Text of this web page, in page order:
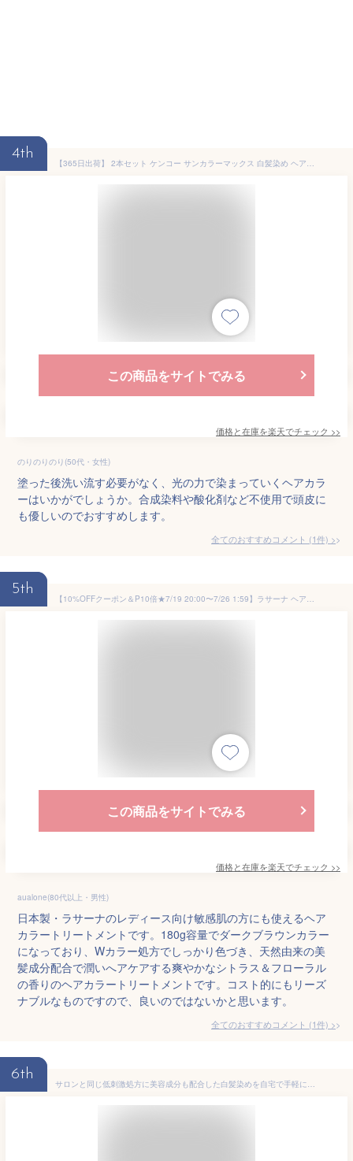
4th
【365日出荷】 2本セット ケンコー サンカラーマックス 白髪染め ヘアクリーム 75g 専用くし付き ヘアカラー しらが染め 男性用 女性用 ブラック ダークブラウン ブラウン 簡単 手軽 部分染め 全体染め 毛染め おすすめ セルフ メンズ レディース 頭皮に優しい まとめ買い
この商品をサイトでみる
価格と在庫を楽天でチェック >>
のりのりのり(50代・女性)
塗った後洗い流す必要がなく、光の力で染まっていくヘアカラ
ーはいかがでしょうか。合成染料や酸化剤など不使用で頭皮に
も優しいのでおすすめします。
全てのおすすめコメント (1件) >
5th
【10%OFFクーポン＆P10倍★7/19 20:00〜7/26 1:59】ラサーナ ヘアカラートリートメント180g 〈ダークブラウン〉【白髪染め】 | トリートメント ヘアカラー カラートリートメント カラー 白髪 女性用 ヘアーカラー 敏感肌 白髪ケア
この商品をサイトでみる
価格と在庫を楽天でチェック >>
aualone(80代以上・男性)
日本製・ラサーナのレディース向け敏感肌の方にも使えるヘア
カラートリートメントです。180g容量でダークブラウンカラー
になっており、Wカラー処方でしっかり色づき、天然由来の美
髪成分配合で潤いへアケアする爽やかなシトラス＆フローラル
の香りのヘアカラートリートメントです。コスト的にもリーズ
ナブルなものですので、良いのではないかと思います。
全てのおすすめコメント (1件) >
6th
サロンと同じ低刺激処方に美容成分も配合した白髪染めを自宅で手軽に【白髪染め 女性用 セルフ ヘアカラー セット プレミアム トリートメント 付き COLORIS カラリス公式】 白髪も染まる おしゃれ染め カラーリング 毛染め ホームカラー ヘアケア 白髪ぼかし 低刺激